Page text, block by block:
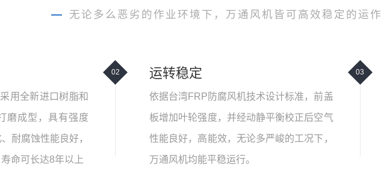
— 无论多么恶劣的作业环境下，万通风机皆可高效稳定的运作
用全新进口树脂和
磨成型，具有强度
耐腐蚀性能良好，
命可长达8年以上
02 运转稳定
依据台湾FRP防腐风机技术设计标准，前盖
板增加叶轮强度，并经动静平衡校正后空气
性能良好，高能效，无论多严峻的工况下，
万通风机均能平稳运行。
03